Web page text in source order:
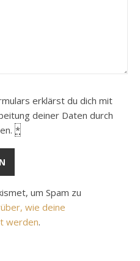
erklärst du dich mit
deiner Daten durch
*
um Spam zu
wie deine
werden.